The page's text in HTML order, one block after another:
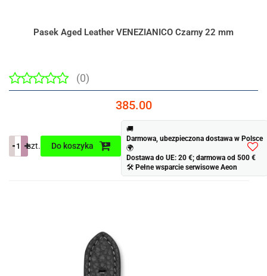
Pasek Aged Leather VENEZIANICO Czarny 22 mm
(0)
385.00
szt. Do koszyka
🚚
Darmowa, ubezpieczona dostawa w Polsce
🌍
Dostawa do UE: 20 €; darmowa od 500 €
🛠 Pełne wsparcie serwisowe Aeon
Do